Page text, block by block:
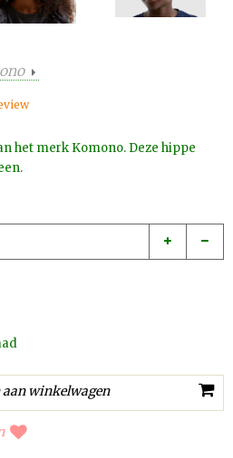
het merk Komono. Deze hippe